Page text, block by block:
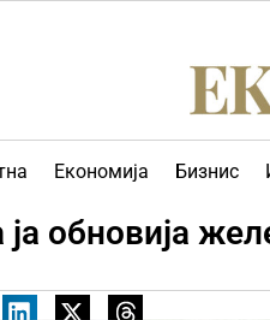
Економија Бизнис
ја обновија